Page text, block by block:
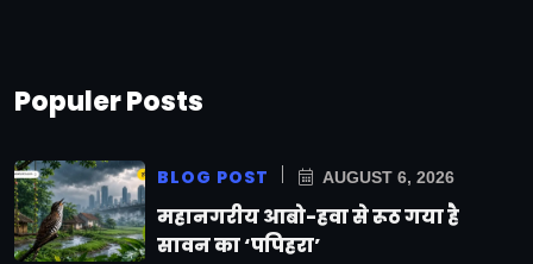
Populer Posts
BLOG POST AUGUST 6, 2026
महानगरीय आबो-हवा से रूठ गया है
सावन का ‘पपिहरा’